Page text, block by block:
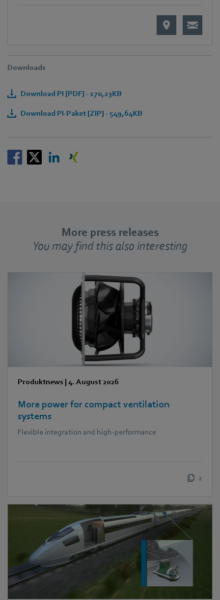
Downloads
Download PI [PDF] - 170,23KB
Download PI-Paket [ZIP] - 549,64KB
More press releases
You may find this also interesting
Produktnews | 4. August 2026
More power for compact ventilation
systems
Flexible integration and high-performance
2